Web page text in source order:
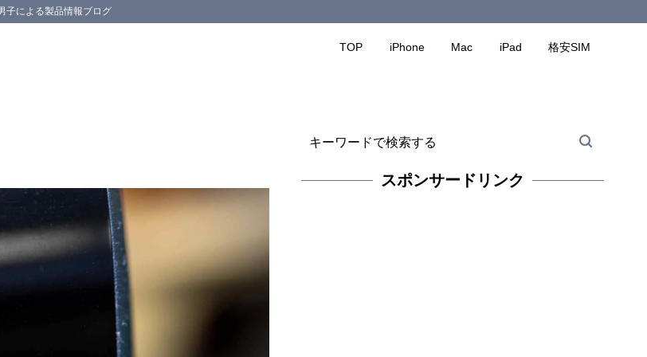
子による製品情報ブログ
TOP iPhone Mac iPad 格安SIM
スポンサードリンク